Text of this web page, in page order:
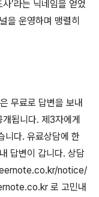
사’라는 닉네임을 얻었
을 운영하며 맹렬히
무료로 답변을 보내
개됩니다. 제 3자에게
니다. 유료상담에 한
답변이 갑니다. 상담
notice/
로 고민내